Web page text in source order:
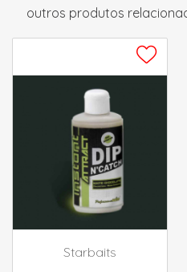
outros produtos
Starbaits